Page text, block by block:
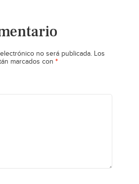
no será publicada. Los
marcados con *